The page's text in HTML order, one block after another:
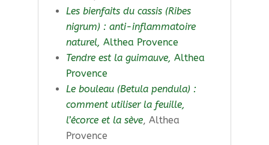
Les bienfaits du cassis (Ribes
nigrum) : anti-inflammatoire
naturel, Althea Provence
Tendre est la guimauve, Althea
Provence
Le bouleau (Betula pendula) :
comment utiliser la feuille,
l’écorce et la sève, Althea
Provence